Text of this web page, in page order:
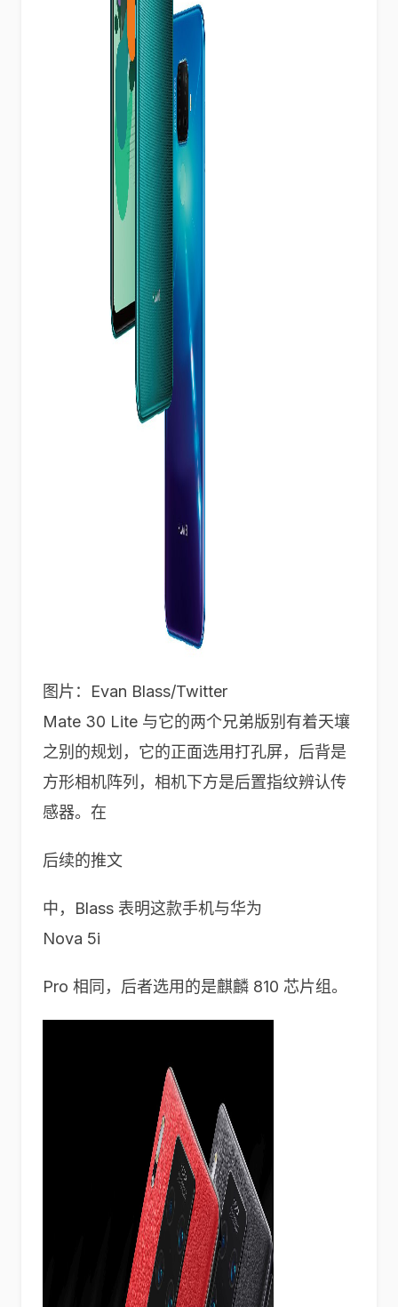
图片：Evan Blass/Twitter
Mate 30 Lite 与它的两个兄弟版别有着天壤
之别的规划，它的正面选用打孔屏，后背是
方形相机阵列，相机下方是后置指纹辨认传
感器。在
后续的推文
中，Blass 表明这款手机与华为
Nova 5i
Pro 相同，后者选用的是麒麟 810 芯片组。